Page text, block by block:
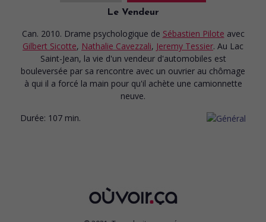
Le Vendeur
Can. 2010. Drame psychologique de Sébastien Pilote avec
Gilbert Sicotte, Nathalie Cavezzali, Jeremy Tessier. Au Lac
Saint-Jean, la vie d'un vendeur d'automobiles est
bouleversée par sa rencontre avec un ouvrier au chômage
à qui il a forcé la main pour qu'il achète une camionnette
neuve.
Durée: 107 min.